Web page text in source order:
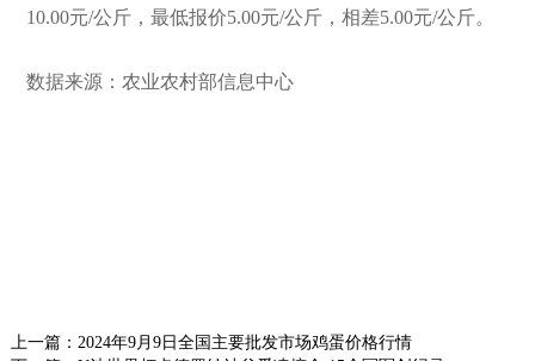
10.00元/公斤，最低报价5.00元/公斤，相差5.00元/公斤。
数据来源：农业农村部信息中心
上一篇： 2024年9月9日全国主要批发市场鸡蛋价格行情